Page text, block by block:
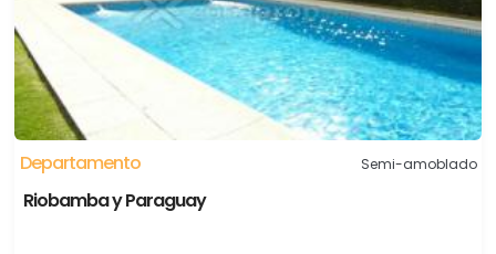
Departamento Semi-amoblado
Riobamba y Paraguay